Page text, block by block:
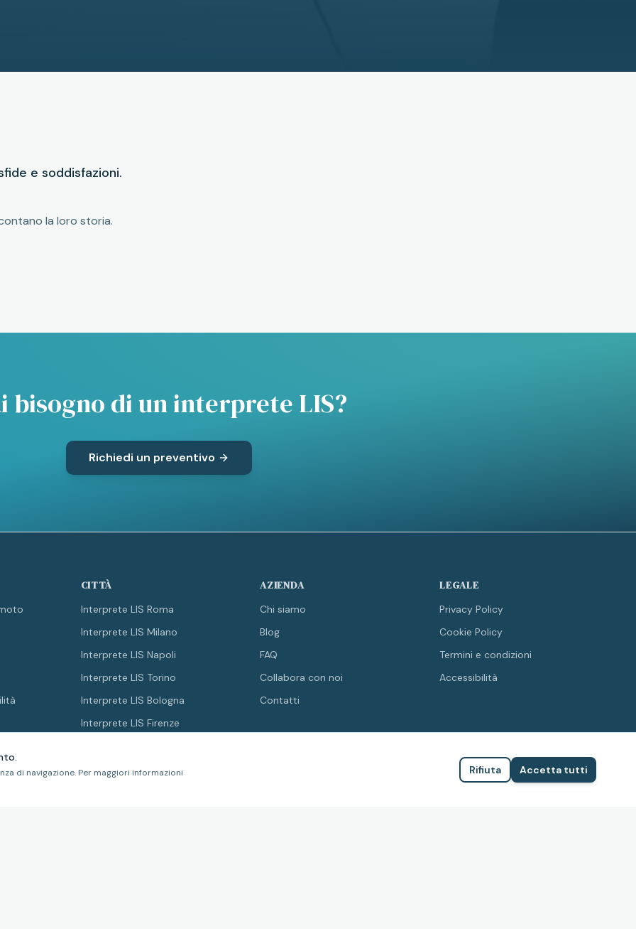
e soddisfazioni.
la loro storia.
bisogno di un interprete LIS?
Richiedi un preventivo
CITTÀ
Interprete LIS Roma
Interprete LIS Milano
Interprete LIS Napoli
Interprete LIS Torino
Interprete LIS Bologna
Interprete LIS Firenze
AZIENDA
Chi siamo
Blog
FAQ
Collabora con noi
Contatti
LEGALE
Privacy Policy
Cookie Policy
Termini e condizioni
Accessibilità
di navigazione. Per maggiori informazioni
Rifiuta Accetta tutti